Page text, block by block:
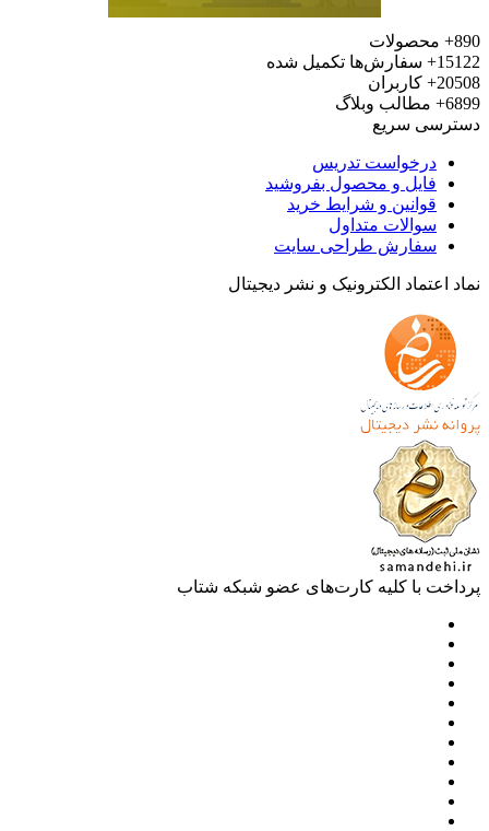
محصولات
سفارش‌ها تکمیل شده
کاربران
مطالب وبلاگ
سریع
درخواست تدریس
فایل و محصول بفروشید
قوانین و شرایط خرید
سوالات متداول
سفارش طراحی سایت
اعتماد الکترونیک و نشر دیجیتال
با کلیه کارت‌های عضو شبکه شتاب